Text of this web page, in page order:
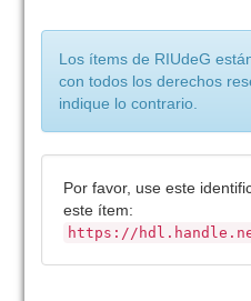
Los ítems de RIUdeG
con todos los derechos
indique lo contrario.
Por favor, use este
este ítem:
https://